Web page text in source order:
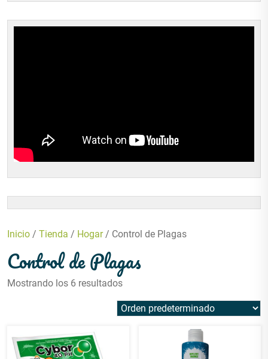
Inicio / Tienda / Hogar/ Control de Plagas
Control de Plagas
Mostrando los 6 resultados